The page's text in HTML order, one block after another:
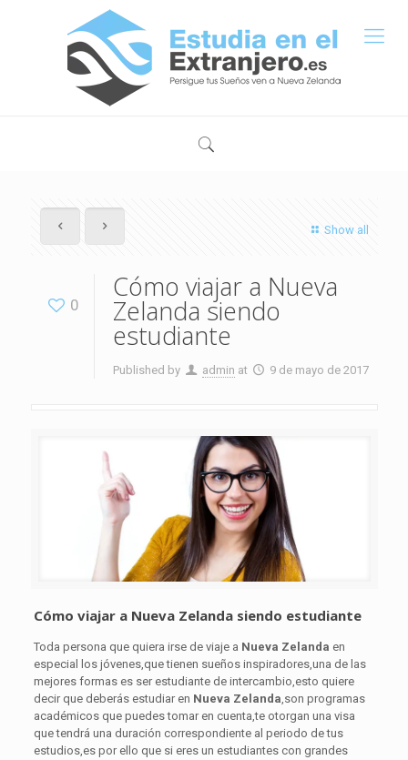
Show all
0
Cómo viajar a Nueva
Zelanda siendo
estudiante
Published by admin at 9 de mayo de 2017
Cómo viajar a Nueva Zelanda siendo estudiante
Toda persona que quiera irse de viaje a Nueva Zelanda en
especial los jóvenes,que tienen sueños inspiradores,una de las
mejores formas es ser estudiante de intercambio,esto quiere
decir que deberás estudiar en Nueva Zelanda,son programas
académicos que puedes tomar en cuenta,te otorgan una visa
que tendrá una duración correspondiente al periodo de tus
estudios,es por ello que si eres un estudiantes con grandes